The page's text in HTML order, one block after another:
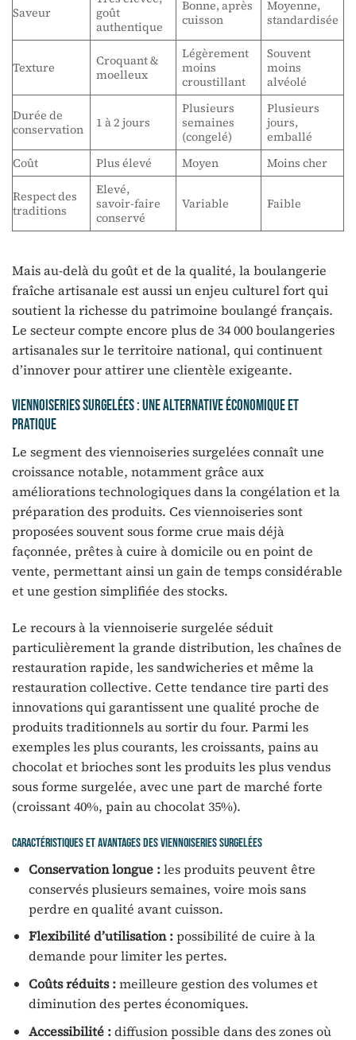
Saveur
goût
authentique
Bonne, après
cuisson
Moyenne,
standardisée
Texture
Croquant &
moelleux
Légèrement
moins
croustillant
Souvent
moins
alvéolé
Durée de
conservation
1 à 2 jours
Plusieurs
semaines
(congelé)
Plusieurs
jours,
emballé
Coût
Plus élevé Moyen Moins cher
Respect des
traditions
Elevé,
savoir-faire
conservé
Variable Faible
Mais au-delà du goût et de la qualité, la boulangerie
fraîche artisanale est aussi un enjeu culturel fort qui
soutient la richesse du patrimoine boulangé français.
Le secteur compte encore plus de 34 000 boulangeries
artisanales sur le territoire national, qui continuent
d’innover pour attirer une clientèle exigeante.
Viennoiseries surgelées : une alternative économique et
pratique
Le segment des viennoiseries surgelées connaît une
croissance notable, notamment grâce aux
améliorations technologiques dans la congélation et la
préparation des produits. Ces viennoiseries sont
proposées souvent sous forme crue mais déjà
façonnée, prêtes à cuire à domicile ou en point de
vente, permettant ainsi un gain de temps considérable
et une gestion simplifiée des stocks.
Le recours à la viennoiserie surgelée séduit
particulièrement la grande distribution, les chaînes de
restauration rapide, les sandwicheries et même la
restauration collective. Cette tendance tire parti des
innovations qui garantissent une qualité proche de
produits traditionnels au sortir du four. Parmi les
exemples les plus courants, les croissants, pains au
chocolat et brioches sont les produits les plus vendus
sous forme surgelée, avec une part de marché forte
(croissant 40%, pain au chocolat 35%).
Caractéristiques et avantages des viennoiseries surgelées
Conservation longue :les produits peuvent être
conservés plusieurs semaines, voire mois sans
perdre en qualité avant cuisson.
Flexibilité d’utilisation :possibilité de cuire à la
demande pour limiter les pertes.
Coûts réduits :meilleure gestion des volumes et
diminution des pertes économiques.
Accessibilité :diffusion possible dans des zones où